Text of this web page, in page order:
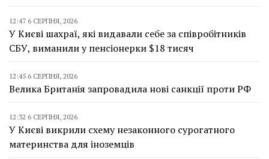
12:47 6 СЕРПНЯ, 2026
У Києві шахраї, які видавали себе за співробітників
СБУ, виманили у пенсіонерки $18 тисяч
12:45 6 СЕРПНЯ, 2026
Велика Британія запровадила нові санкції проти РФ
12:32 6 СЕРПНЯ, 2026
У Києві викрили схему незаконного сурогатного
материнства для іноземців